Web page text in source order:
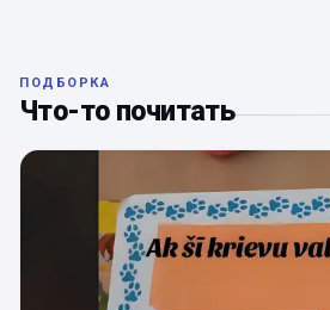
ПОДБОРКА
Что-то почитать